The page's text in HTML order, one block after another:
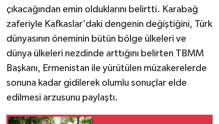
çıkacağından emin olduklarını belirtti. Karabağ
zaferiyle Kafkaslar'daki dengenin değiştiğini, Türk
dünyasının öneminin bütün bölge ülkeleri ve
dünya ülkeleri nezdinde arttığını belirten TBMM
Başkanı, Ermenistan ile yürütülen müzakerelerde
sonuna kadar gidilerek olumlu sonuçlar elde
edilmesi arzusunu paylaştı.